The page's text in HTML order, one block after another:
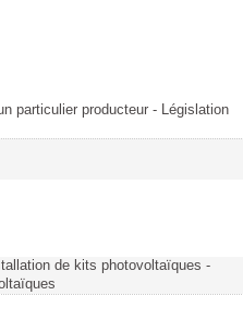
particulier producteur - Législation
de kits photovoltaïques -